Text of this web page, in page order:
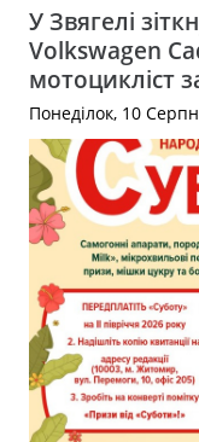
У Звягелі
Volkswagen
мотоцикліст
Понеділок, 10